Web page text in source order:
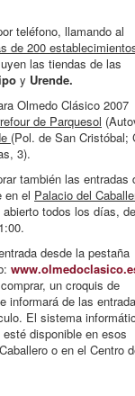
teléfono, llamando al
de 200
las tiendas de las
y Urende.
Olmedo Clásico 2007
de Parquesol
(Pol. de San Cristóbal;
3).
también las entradas
en el Palacio del
todos los días, de
desde la pestaña
un croquis de
informará de las
El sistema
disponible en esos
o en el Centro